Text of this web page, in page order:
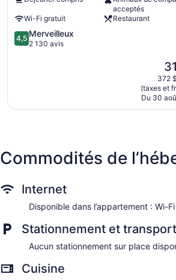
Jersey
City
acceptés
Wi-Fi gratuit
Restaurant
4.5
sur
4,5 Merveilleux
2 130 avis
Le
prix
est
de
372
(taxes et
Du 30
Commodités de
Internet
Disponible dans l’appartement : Wi-
Stationnement et transport
Aucun stationnement sur place
Cuisine